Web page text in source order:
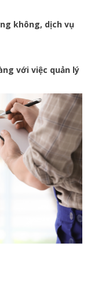
không, dịch vụ
với việc quản lý